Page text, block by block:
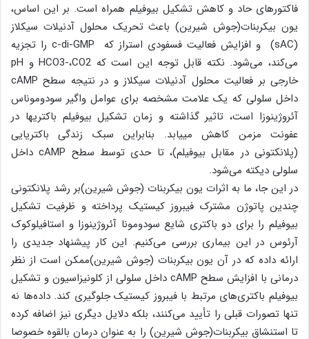
فاکتورهای حاد و کاهش تشکیل بیوفیلم همراه است. بر این اساس،
یون بیکربنات(جوش شیرین) باعث تحریک محلول آدنیلات سیکلاز
(sAC) و افزایش فعالیت فسفودی استراز که c-di-GMP را تجزیه
می‌کند، می‌شود. نکته قابل توجه این است که HCO3-،CO2 و pH
خارجی بر فعالیت محلول آدنیلات سیکلاز و در نتیجه سطح cAMP
داخل سلولی که یک علامت مشخصه برای عوامل واگیر سودوموناس
آئروژینوزا است، تاثیر گذاشته و زمان تشکیل بیوفیلم باکتریها در
عفونت مزمن کاهش می‎یابد. بنابراین سبک زندگی باکتریایی
(پلانکتونی در مقابل بیوفیلم)، تا حدی توسط سطح cAMP داخل
سلولی دیکته می‌شود.
در این جا، ما به اثرات یون بیکربنات (جوش شیرین)بر رشد پلانکتونی
چندین پاتوژن مشترک فیبروز کیستیک پرداخته و ظرفیت تشکیل
بیوفیلم را برای دو باکتری شایع سودومونا آئروژینوزا و استافیلوکوک
آرئوس در این بیماری بررسی می‌کنیم. این کار پیشنهاد جدیدی را
ارائه داده که در آن یون بیکربنات (جوش شیرین)ممکن است از نظر
درمانی با افزایش سطح cAMP داخل سلولی از کلونیزاسیون و تشکیل
بیوفیلم باکتری‌های مرتبط با فیبروز کیستیک جلوگیری کند. داده‌ها نه
تنها تصورات قبلی را تأیید می‌کنند، بلکه دلایل دیگری نیز اضافه کرده
تا استنشاق بیکربنات(جوش شیرین) را به عنوان درمان بالقوه خصوصا